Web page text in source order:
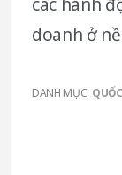
các hành
doanh ở
DANH MỤC: